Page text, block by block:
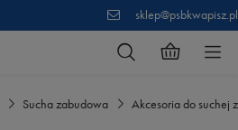
sklep@psbkwapisz.pl
Sucha zabudowa Akcesoria do suchej